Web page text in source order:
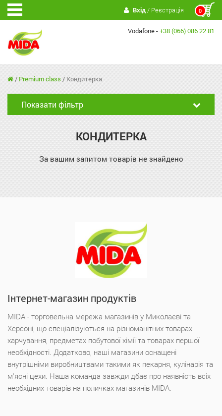
0
Вхід/ Реєстрація
Vodafone -+38 (066) 086 22 81
/ Premium class/ Кондитерка
Показати фільтр
КОНДИТЕРКА
За вашим запитом товарів не знайдено
Інтернет-магазин продуктів
MIDA - торговельна мережа магазинів у Миколаєві та
Херсоні, що спеціалізуються на різноманітних товарах
харчування, предметах побутової хімії та товарах першої
необхідності. Додатково, наші магазини оснащені
внутрішніми виробництвами такими як пекарня, кулінарія та
м'ясні цехи. Наша команда завжди дбає про наявність всіх
необхідних товарів на поличках магазинів MIDA.